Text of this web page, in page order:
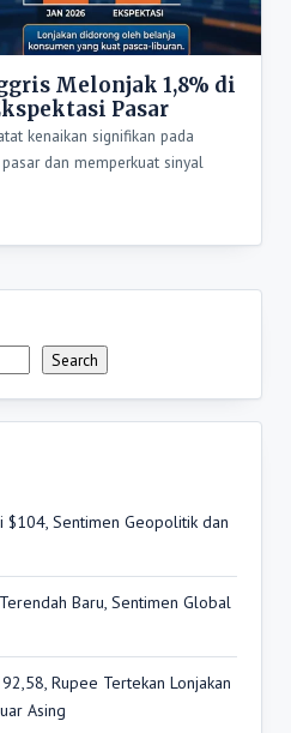
Melonjak 1,8% di
Pasar
kenaikan signifikan pada
dan memperkuat sinyal
Search
Sentimen Geopolitik dan
Baru, Sentimen Global
Rupee Tertekan Lonjakan
Asing